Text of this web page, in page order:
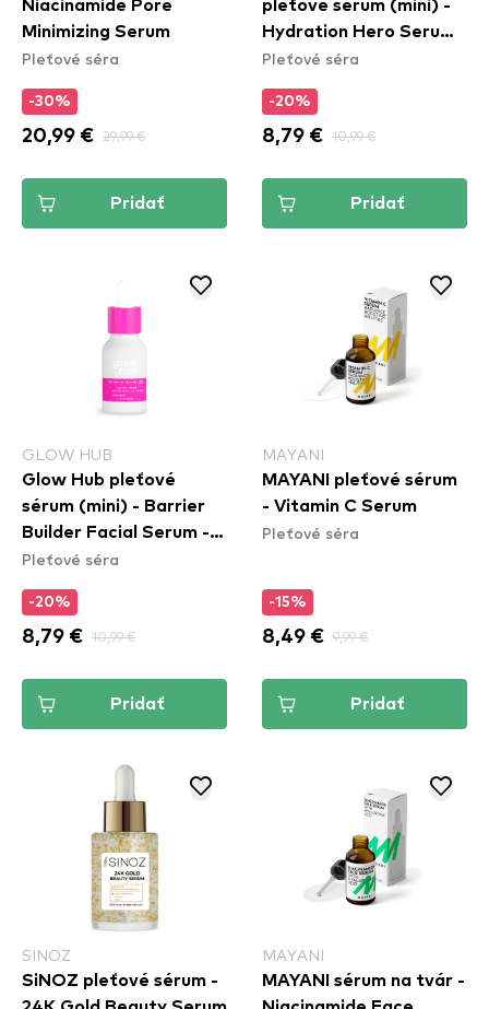
Niacinamide Pore
Minimizing Serum
Pleťové séra
-30%
20,99 € 29,99 €
Pridať
pleťové sérum (mini) -
Hydration Hero Serum -
Mini
Pleťové séra
-20%
8,79 € 10,99 €
Pridať
GLOW HUB
Glow Hub pleťové
sérum (mini) - Barrier
Builder Facial Serum -
Mini
Pleťové séra
-20%
8,79 € 10,99 €
Pridať
MAYANI
MAYANI pleťové sérum
- Vitamin C Serum
Pleťové séra
-15%
8,49 € 9,99 €
Pridať
SINOZ
SiNOZ pleťové sérum -
MAYANI
MAYANI sérum na tvár -